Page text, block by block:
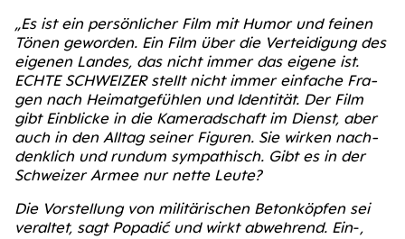
„Es ist ein per­sön­li­cher Film mit Humor und fei­nen
Tönen gewor­den. Ein Film über die Ver­tei­di­gung des
eige­nen Lan­des, das nicht immer das eige­ne ist.
ECH­TE SCHWEI­ZER stellt nicht immer ein­fa­che Fra­
gen nach Hei­mat­ge­füh­len und Iden­ti­tät. Der Film
gibt Ein­bli­cke in die Kame­rad­schaft im Dienst, aber
auch in den All­tag sei­ner Figu­ren. Sie wir­ken nach­
denk­lich und rund­um sym­pa­thisch. Gibt es in der
Schwei­zer Armee nur net­te Leute?
Die Vor­stel­lung von mili­tä­ri­schen Beton­köp­fen sei
ver­al­tet, sagt Popa­dić und wirkt abweh­rend. Ein‑,